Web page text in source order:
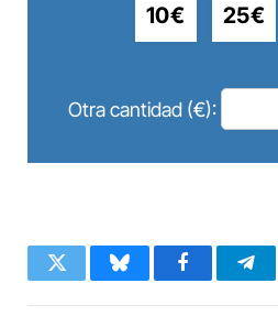
10€ 25€
Otra cantidad (€):
Twitter BlueskyFacebook